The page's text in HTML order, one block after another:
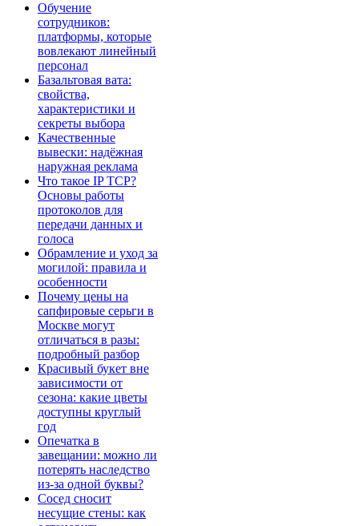
Обучение
сотрудников:
платформы, которые
вовлекают линейный
персонал
Базальтовая вата:
свойства,
характеристики и
секреты выбора
Качественные
вывески: надёжная
наружная реклама
Что такое IP TCP?
Основы работы
протоколов для
передачи данных и
голоса
Обрамление и уход за
могилой: правила и
особенности
Почему цены на
сапфировые серьги в
Москве могут
отличаться в разы:
подробный разбор
Красивый букет вне
зависимости от
сезона: какие цветы
доступны круглый
год
Опечатка в
завещании: можно ли
потерять наследство
из-за одной буквы?
Сосед сносит
несущие стены: как